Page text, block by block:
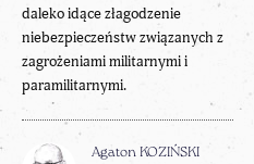
daleko idące złagodzenie
niebezpieczeństw związanych z
zagrożeniami militarnymi i
paramilitarnymi.
Agaton KOZIŃSKI